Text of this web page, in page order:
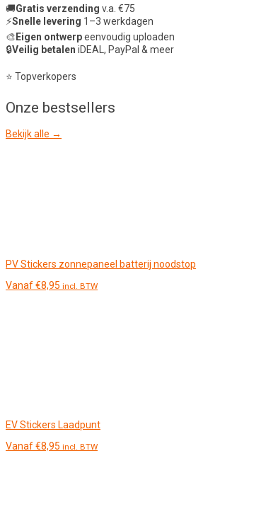
🚚Gratis verzending v.a. €75
⚡Snelle levering 1–3 werkdagen
🎨 Eigen ontwerpeenvoudig uploaden
🔒Veilig betalen iDEAL, PayPal & meer
⭐ Topverkopers
Onze bestsellers
Bekijk alle →
PV Stickers zonnepaneel batterij noodstop
Vanaf€8,95 incl. BTW
EV Stickers Laadpunt
Vanaf€8,95 incl. BTW